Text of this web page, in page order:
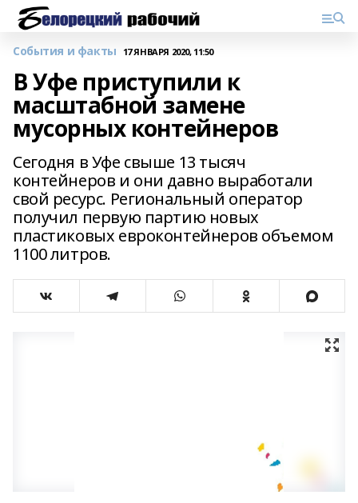
События и факты 17 ЯНВАРЯ 2020, 11:50
В Уфе приступили к
масштабной замене
мусорных контейнеров
Сегодня в Уфе свыше 13 тысяч
контейнеров и они давно выработали
свой ресурс. Региональный оператор
получил первую партию новых
пластиковых евроконтейнеров объемом
1100 литров.